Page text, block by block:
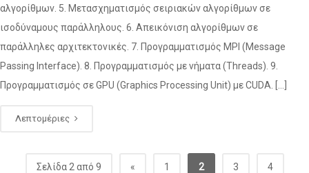
αλγορίθμων. 5. Μετασχηματισμός σειριακών αλγορίθμων σε
ισοδύναμους παράλληλους. 6. Απεικόνιση αλγορίθμων σε
παράλληλες αρχιτεκτονικές. 7. Προγραμματισμός MPI (Message
Passing Interface). 8. Προγραμματισμός με νήματα (Threads). 9.
Προγραμματισμός σε GPU (Graphics Processing Unit) με CUDA. […]
Λεπτομέριες
Σελίδα 2 από 9 « 1 2 3 4